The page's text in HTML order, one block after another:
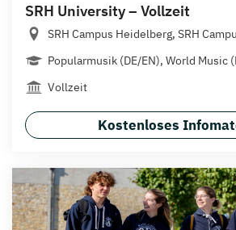
SRH University – Vollzeit
SRH Campus Heidelberg, SRH
Popularmusik (DE/EN), World Music
Vollzeit
Kostenloses